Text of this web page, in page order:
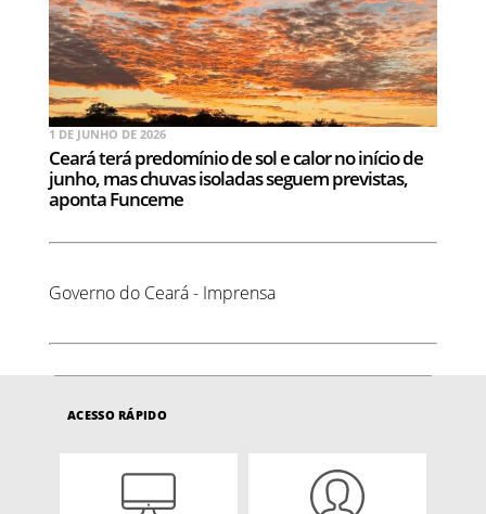
1 DE JUNHO DE 2026
Ceará terá predomínio de sol e calor no início de
junho, mas chuvas isoladas seguem previstas,
aponta Funceme
Governo do Ceará - Imprensa
ACESSO RÁPIDO